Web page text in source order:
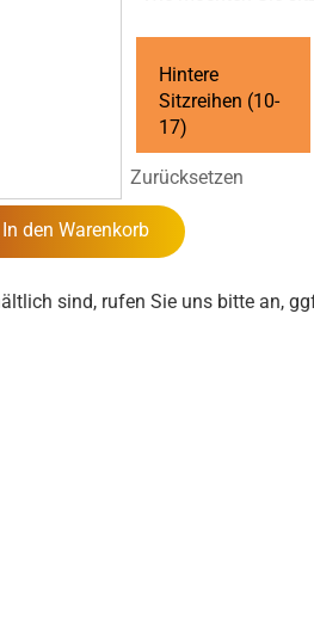
Hintere
Sitzreihen (10-
17)
Zurücksetzen
In den Warenkorb
sind, rufen Sie uns bitte an,